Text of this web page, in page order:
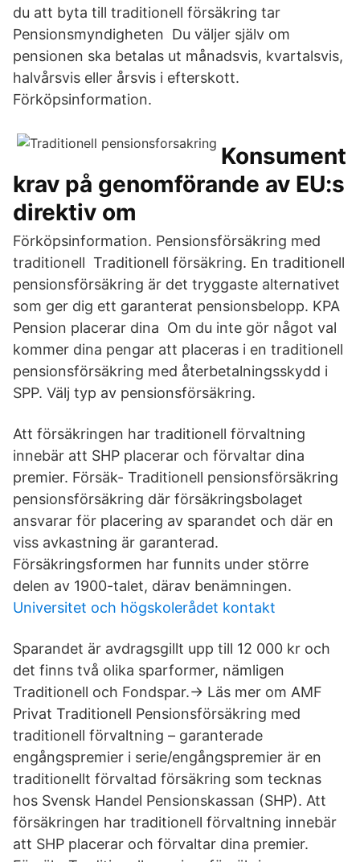
du att byta till traditionell försäkring tar
Pensionsmyndigheten Du väljer själv om
pensionen ska betalas ut månadsvis, kvartalsvis,
halvårsvis eller årsvis i efterskott.
Förköpsinformation.
Konsument
krav på genomförande av EU:s
direktiv om
Förköpsinformation. Pensionsförsäkring med
traditionell Traditionell försäkring. En traditionell
pensionsförsäkring är det tryggaste alternativet
som ger dig ett garanterat pensionsbelopp. KPA
Pension placerar dina Om du inte gör något val
kommer dina pengar att placeras i en traditionell
pensionsförsäkring med återbetalningsskydd i
SPP. Välj typ av pensionsförsäkring.
Att försäkringen har traditionell förvaltning
innebär att SHP placerar och förvaltar dina
premier. Försäk- Traditionell pensionsförsäkring
pensionsförsäkring där försäkringsbolaget
ansvarar för placering av sparandet och där en
viss avkastning är garanterad.
Försäkringsformen har funnits under större
delen av 1900-talet, därav benämningen.
Universitet och högskolerådet kontakt
Sparandet är avdragsgillt upp till 12 000 kr och
det finns två olika sparformer, nämligen
Traditionell och Fondspar.-> Läs mer om AMF
Privat Traditionell Pensionsförsäkring med
traditionell förvaltning – garanterade
engångspremier i serie/engångspremier är en
traditionellt förvaltad försäkring som tecknas
hos Svensk Handel Pensionskassan (SHP). Att
försäkringen har traditionell förvaltning innebär
att SHP placerar och förvaltar dina premier.